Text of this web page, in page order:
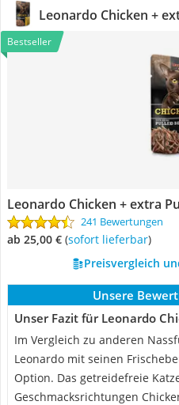
Leonardo Chicken +
Bestseller
Leonardo Chicken + extra
241 Bewertungen
ab 25,00 € ( Sofort lieferbar)
Preisvergleich
Unsere
Unser Fazit für Leonardo
Im Vergleich zu anderen
Leonardo mit seinen
Option. Das getreidefreie
Geschmacksrichtungen